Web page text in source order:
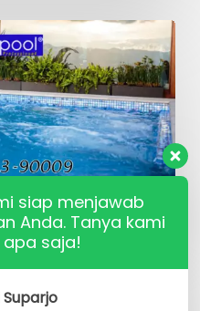
Kolam
siap menjawab
Anda. Tanya kami
apa saja!
Suparjo